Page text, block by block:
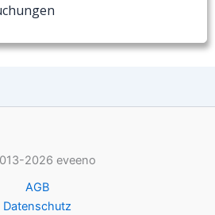
2026 eveeno
AGB
Datenschutz